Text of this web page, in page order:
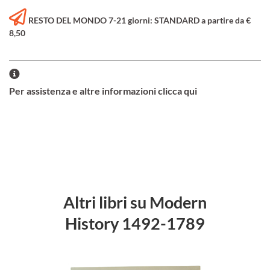
RESTO DEL MONDO 7-21 giorni: STANDARD a partire da €
8,50
Per assistenza e altre informazioni clicca qui
Altri libri su Modern
History 1492-1789